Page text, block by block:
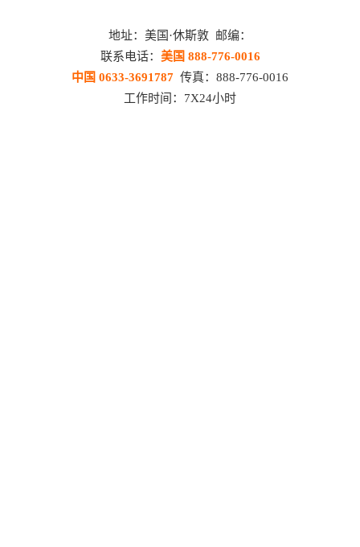
地址：美国·休斯敦 邮编：
联系电话： 美国 888-776-0016
中国 0633-3691787 传真：888-776-0016
工作时间：7X24小时